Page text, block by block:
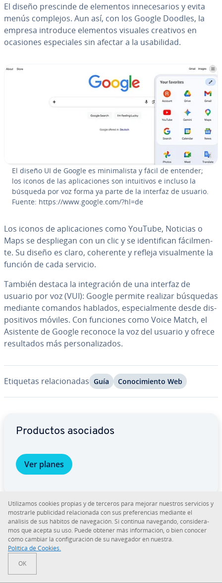
El diseño prescinde de elementos in­ne­ce­sa­rios y evita
menús complejos. Aun así, con los Google Doodles, la
empresa introduce elementos visuales creativos en
ocasiones es­pe­cia­les sin afectar a la usa­bi­li­dad.
El diseño UI de Google es mi­ni­ma­li­s­ta y fácil de entender;
los iconos de las apli­ca­cio­nes son in­tui­ti­vos e incluso la
búsqueda por voz forma ya parte de la interfaz de usuario.
Fuente: https://www.google.com/?hl=de
Los iconos de apli­ca­cio­nes como YouTube, Noticias o
Maps se de­s­plie­gan con un clic y se ide­n­ti­fi­can fá­ci­l­me­n­
te. Su diseño es claro, coherente y refleja vi­sua­l­me­n­te la
función de cada servicio.
También destaca la in­te­gra­ción de una interfaz de
usuario por voz (VUI): Google permite realizar búsquedas
mediante comandos hablados, es­pe­cia­l­me­n­te desde di­s­
po­si­ti­vos móviles. Con funciones como Voice Match, el
Asistente de Google reconoce la voz del usuario y ofrece
re­su­l­ta­dos más pe­r­so­na­li­za­dos.
Etiquetas re­la­cio­na­das Guía Co­no­ci­mie­n­to Web
Productos asociados
Ver planes
Uti­li­za­mos cookies propias y de terceros para mejorar nuestros servicios y
mostrarle pu­bli­ci­dad re­la­cio­na­da con sus pre­fe­re­n­cias mediante el
análisis de sus hábitos de na­ve­ga­ción. Si continua navegando, co­n­si­de­ra­
mos que acepta su uso. Puede obtener más in­fo­r­ma­ción, o bien conocer
cómo cambiar la co­n­fi­gu­ra­ción de su navegador en nuestra.
Política de Cookies.
OK